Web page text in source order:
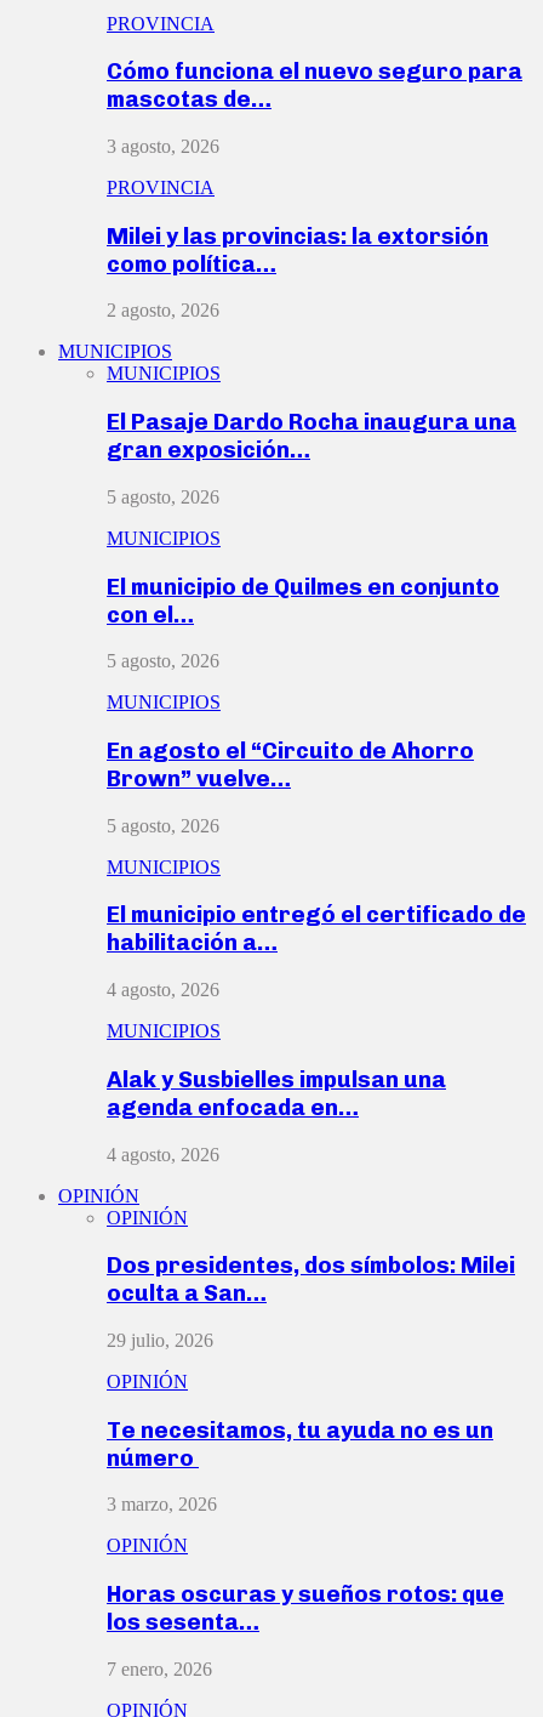
PROVINCIA
Cómo funciona el nuevo seguro para
mascotas de…
3 agosto, 2026
PROVINCIA
Milei y las provincias: la extorsión
como política…
2 agosto, 2026
MUNICIPIOS
MUNICIPIOS
El Pasaje Dardo Rocha inaugura una
gran exposición…
5 agosto, 2026
MUNICIPIOS
El municipio de Quilmes en conjunto
con el…
5 agosto, 2026
MUNICIPIOS
En agosto el “Circuito de Ahorro
Brown” vuelve…
5 agosto, 2026
MUNICIPIOS
El municipio entregó el certificado de
habilitación a…
4 agosto, 2026
MUNICIPIOS
Alak y Susbielles impulsan una
agenda enfocada en…
4 agosto, 2026
OPINIÓN
OPINIÓN
Dos presidentes, dos símbolos: Milei
oculta a San…
29 julio, 2026
OPINIÓN
Te necesitamos, tu ayuda no es un
número
3 marzo, 2026
OPINIÓN
Horas oscuras y sueños rotos: que
los sesenta…
7 enero, 2026
OPINIÓN